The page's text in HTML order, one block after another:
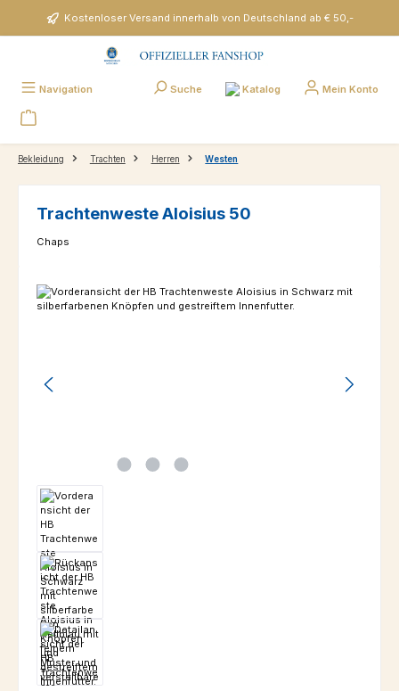
Zum Hauptinhalt springenKostenloser Versand innerhalb von Deutschland ab € 50,-
Navigation Suche Katalog Mein Konto
Bekleidung Trachten Herren Westen
Trachtenweste Aloisius 50
Chaps
Bildergalerie überspringen